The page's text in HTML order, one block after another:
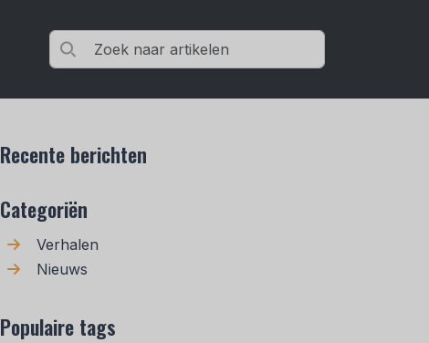
Recente berichten
Categoriën
Verhalen
Nieuws
Populaire tags